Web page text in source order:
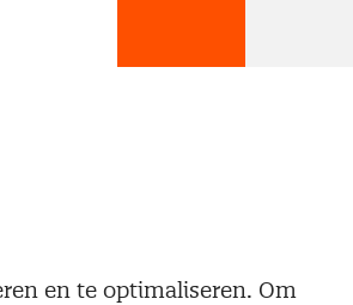
en te optimaliseren. Om